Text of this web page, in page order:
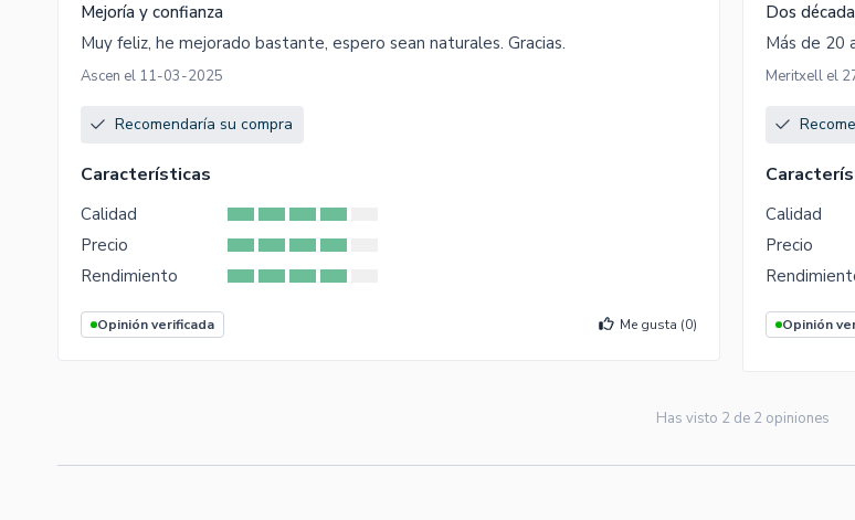
Mejoría y confianza
Muy feliz, he mejorado bastante, espero sean naturales. Gracias.
Ascen el 11-03-2025
Recomendaría su compra
Características
Calidad
Precio
Rendimiento
Opinión verificada Me gusta (0)
Dos
Más de 20
Meritxell el
Calidad
Precio
Opinión
Has visto 2de 2opiniones